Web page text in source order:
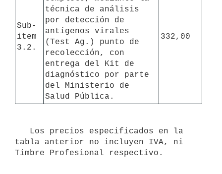
Sub-
item
3.2.
técnica de análisis
por detección de
antígenos virales
(Test Ag.) punto de
recolección, con
entrega del Kit de
diagnóstico por parte
del Ministerio de
Salud Pública.
332,00
tabla anterior no incluyen IVA, ni